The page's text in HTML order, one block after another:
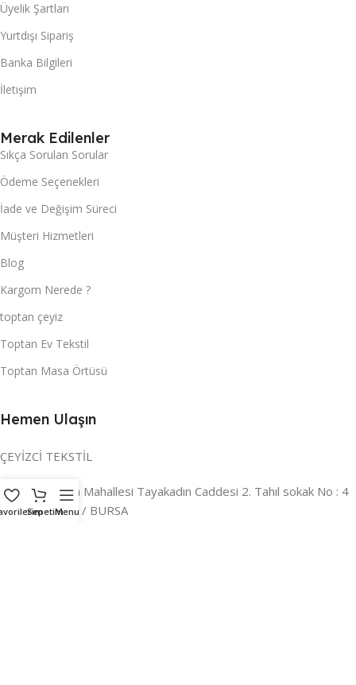
Üyelik Şartları
Yurtdışı Sipariş
Banka Bilgileri
İletişim
Merak Edilenler
Sıkça Sorulan Sorular
Ödeme Seçenekleri
İade ve Değişim Süreci
Müşteri Hizmetleri
Blog
Kargom Nerede ?
toptan çeyiz
Toptan Ev Tekstil
Toptan Masa Örtüsü
Hemen Ulaşın
ÇEYİZCİ TEKSTİL
Adres:Reyhan Mahallesi Tayakadın Caddesi 2. Tahıl sokak No : 4
/ a Osmangazi / BURSA
SepetimMenu